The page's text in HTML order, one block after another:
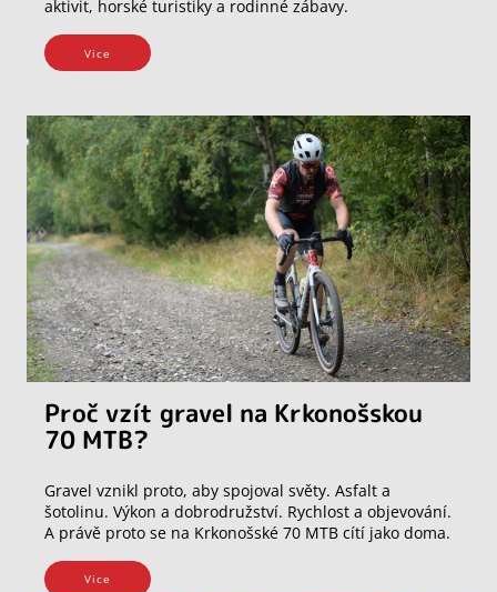
aktivit, horské turistiky a rodinné zábavy.
Vice
Proč vzít gravel na Krkonošskou
70 MTB?
Gravel vznikl proto, aby spojoval světy. Asfalt a
šotolinu. Výkon a dobrodružství. Rychlost a objevování.
A právě proto se na Krkonošské 70 MTB cítí jako doma.
Vice